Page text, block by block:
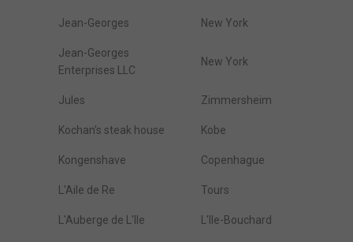
Jean-Georges New York
Jean-Georges
Enterprises LLC
New York
Jules Zimmersheim
Kochan's steak house Kobe
Kongenshave Copenhague
L'Aile de Re Tours
L'Auberge de L'Ile L'Ile-Bouchard